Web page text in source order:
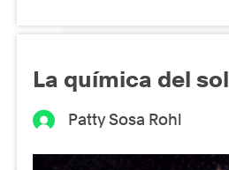
La química del sol
Patty Sosa Rohl